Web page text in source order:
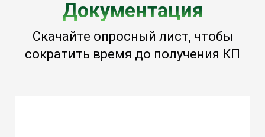
Документация
Скачайте опросный лист, чтобы
сократить время до получения КП